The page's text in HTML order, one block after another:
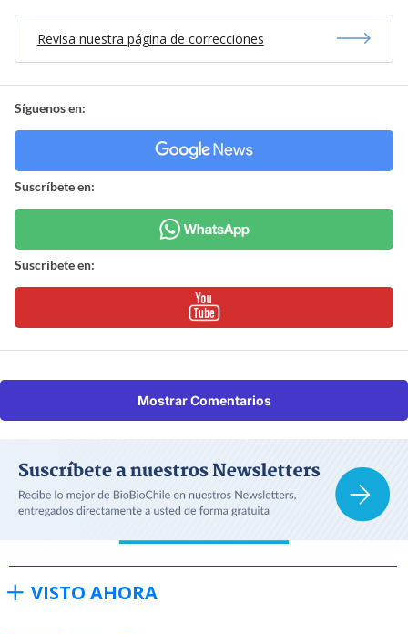
Revisa nuestra página de correcciones
Síguenos en:
Suscríbete en:
Suscríbete en:
Mostrar Comentarios
VISTO AHORA